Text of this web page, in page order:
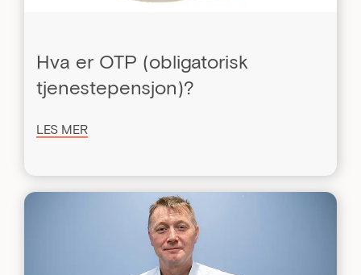
Hva er OTP (obligatorisk
tjenestepensjon)?
LES MER